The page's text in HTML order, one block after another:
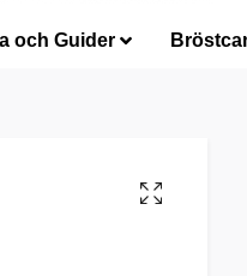
och Guider